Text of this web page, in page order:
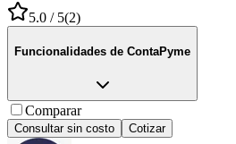
5.0 / 5(2)
Funcionalidades de ContaPyme
Comparar
Consultar sin costo Cotizar